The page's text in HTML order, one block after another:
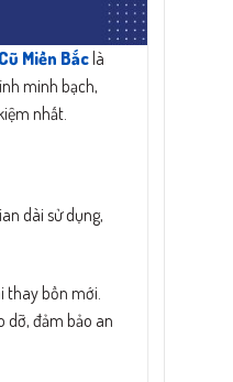
Miền Bắc là
minh bạch,
nhất.
dài sử dụng,
thay bồn mới.
dỡ, đảm bảo an